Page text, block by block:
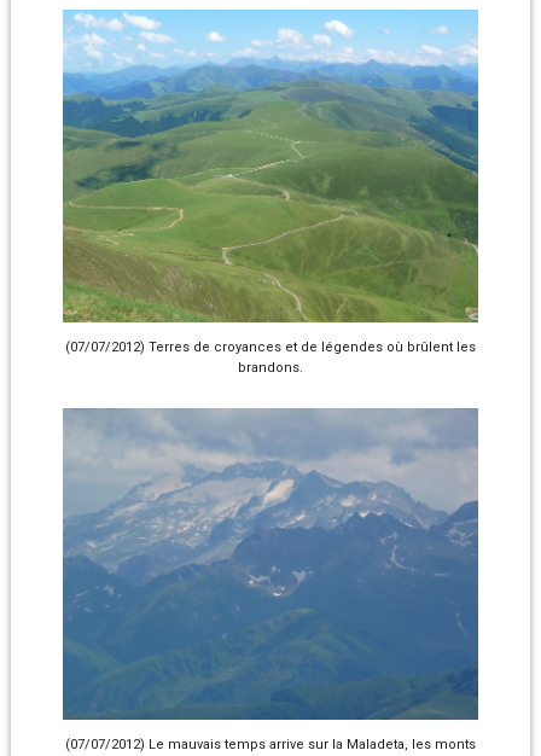
(07/07/2012) Terres de croyances et de légendes où brûlent les
brandons.
(07/07/2012) Le mauvais temps arrive sur la Maladeta, les monts